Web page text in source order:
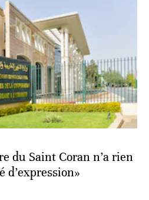
du Saint Coran n’a rien
d’expression»